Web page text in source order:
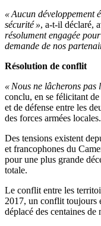
« Aucun développement
sécurité », a-t-il déclaré,
résolument engagée
demande de nos
Résolution de conflit
« Nous ne lâcherons
conclu, en se félicitant de
et de défense entre les
des forces armées locales.
Des tensions existent
et francophones du
pour une plus grande
totale.
Le conflit entre les
2017, un conflit toujours
déplacé des centaines de